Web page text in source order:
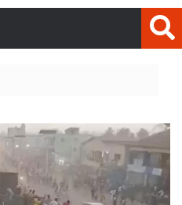
Côte
Tunisie